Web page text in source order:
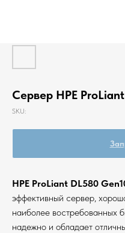
Сервер HPE
SKU:
HPE ProLiant DL580
эффективный сервер,
наиболее востребованных
надежно и обладает